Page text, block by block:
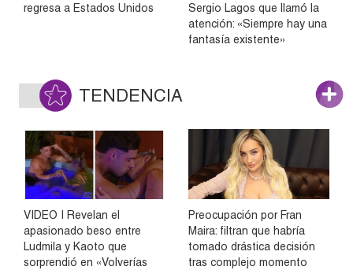
regresa a Estados Unidos
Sergio Lagos que llamó la
atención: «Siempre hay una
fantasía existente»
TENDENCIA
VIDEO | Revelan el
apasionado beso entre
Ludmila y Kaoto que
sorprendió en «Volverías
Preocupación por Fran
Maira: filtran que habría
tomado drástica decisión
tras complejo momento